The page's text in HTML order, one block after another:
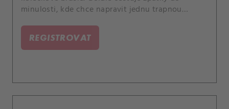
minulosti, kde chce napravit jednu trapnou
REGISTROVAT